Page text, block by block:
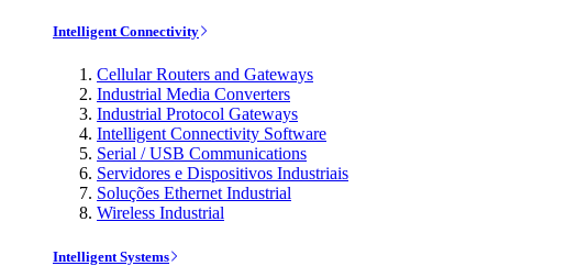
Intelligent Connectivity
Cellular Routers and Gateways
Industrial Media Converters
Industrial Protocol Gateways
Intelligent Connectivity Software
Serial / USB Communications
Servidores e Dispositivos Industriais
Soluções Ethernet Industrial
Wireless Industrial
Intelligent Systems